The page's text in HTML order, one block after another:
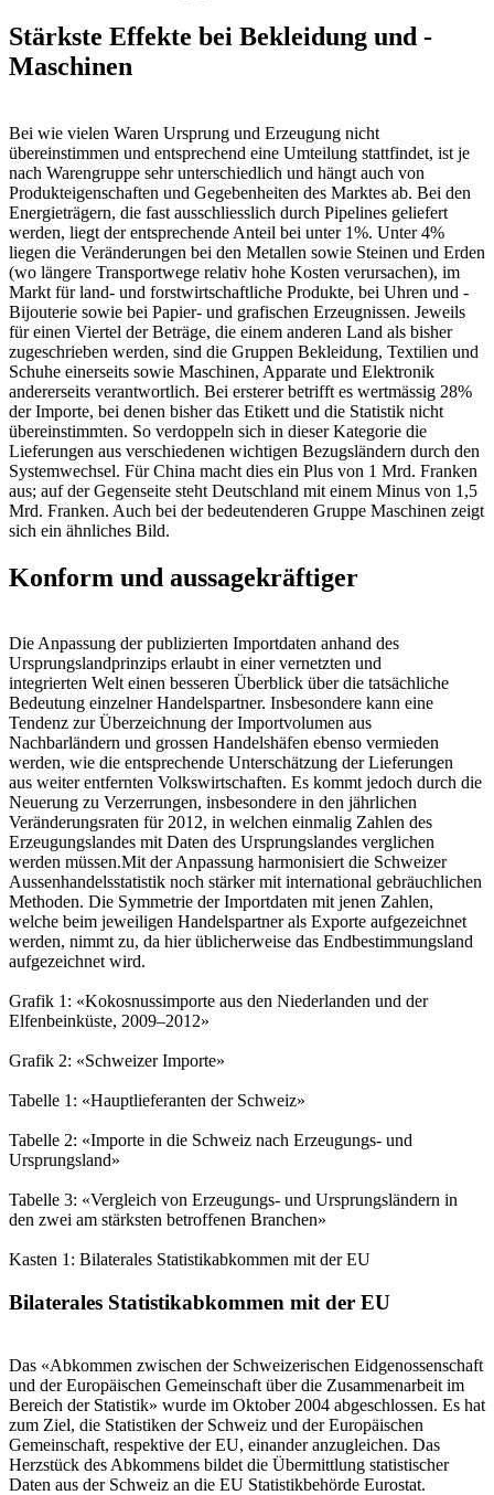
Stärkste Effekte bei Bekleidung und ­
Maschinen
Bei wie vielen Waren Ursprung und Erzeugung nicht
übereinstimmen und entsprechend eine Umteilung stattfindet, ist je
nach Warengruppe sehr unterschiedlich und hängt auch von
Produkteigenschaften und Gegebenheiten des Marktes ab. Bei den
Energieträgern, die fast ausschliesslich durch Pipelines geliefert
werden, liegt der entsprechende Anteil bei unter 1%. Unter 4%
liegen die Veränderungen bei den Metallen sowie Steinen und Erden
(wo längere Transportwege relativ hohe Kosten verur­sachen), im
Markt für land- und forst­wirtschaftliche Produkte, bei Uhren und ­
Bijouterie sowie bei Papier- und grafischen Erzeugnissen. Jeweils
für einen Viertel der Beträge, die einem anderen Land als bisher
zugeschrieben werden, sind die Gruppen Bekleidung, Textilien und
Schuhe einerseits sowie Maschinen, Apparate und Elektronik
andererseits verantwortlich. Bei ersterer betrifft es wertmässig 28%
der Importe, bei denen bisher das Etikett und die Statistik nicht
übereinstimmten. So verdoppeln sich in dieser Kategorie die
Lieferungen aus verschiedenen wichtigen Bezugsländern durch den
Systemwechsel. Für China macht dies ein Plus von 1 Mrd. Franken
aus; auf der Gegenseite steht Deutschland mit einem Minus von 1,5
Mrd. Franken. Auch bei der bedeutenderen Gruppe Maschinen zeigt
sich ein ähnliches Bild.
Konform und aussagekräftiger
Die Anpassung der publizierten Importdaten anhand des
Ursprungslandprinzips ­erlaubt in einer vernetzten und
integrierten Welt einen besseren Überblick über die tatsächliche
Bedeutung einzelner Handelspartner. Insbesondere kann eine
Tendenz zur Überzeichnung der Importvolumen aus
Nachbarländern und grossen Handelshäfen ebenso vermieden
werden, wie die entsprechende Unterschätzung der Lieferungen
aus weiter entfernten Volkswirtschaften. Es kommt jedoch durch die
Neuerung zu Verzerrungen, insbesondere in den jährlichen
Veränderungsraten für 2012, in welchen einmalig Zahlen des
Erzeugungslandes mit Daten des Ursprungslandes verglichen
werden müssen.Mit der Anpassung harmonisiert die Schweizer
Aussenhandelsstatistik noch stärker mit international gebräuchlichen
Me­thoden. Die Symmetrie der Importdaten mit jenen Zahlen,
welche beim jeweiligen Handelspartner als Exporte aufgezeichnet
werden, nimmt zu, da hier üblicherweise das Endbestimmungsland
aufgezeichnet wird.
Grafik 1: «Kokosnussimporte aus den Niederlanden und der
Elfenbeinküste, 2009–2012»
Grafik 2: «Schweizer Importe»
Tabelle 1: «Hauptlieferanten der Schweiz»
Tabelle 2: «Importe in die Schweiz nach Erzeugungs- und
Ursprungsland»
Tabelle 3: «Vergleich von Erzeugungs- und Ursprungsländern in
den zwei am stärksten betroffenen Branchen»
Kasten 1: Bilaterales Statistikabkommen mit der EU
Bilaterales Statistikabkommen mit der EU
Das «Abkommen zwischen der Schweizerischen Eidgenossenschaft
und der Europäischen Gemeinschaft über die Zusammenarbeit im
Bereich der Statistik» wurde im Oktober 2004 abgeschlossen. Es hat
zum Ziel, die Statistiken der Schweiz und der Europäischen
Gemeinschaft, respektive der EU, einander anzugleichen. Das
Herzstück des Abkommens bildet die Übermittlung statistischer
Daten aus der Schweiz an die EU Statistikbehörde Eurostat.